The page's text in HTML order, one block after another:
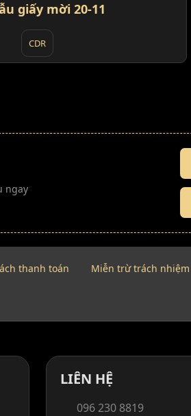
giấy mời 20-11
CDR
ngay
thanh toán Miễn trừ trách nhiệm
LIÊN HỆ
096 230 8819